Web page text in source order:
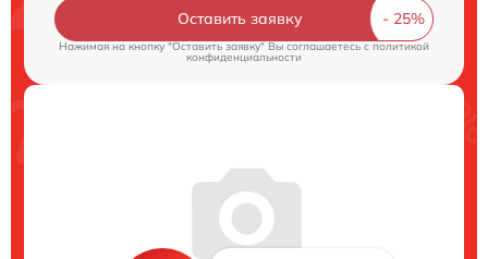
Оставить заявку
Нажимая на кнопку "Оставить заявку" Вы соглашаетесь cполитикой
конфиденциальности